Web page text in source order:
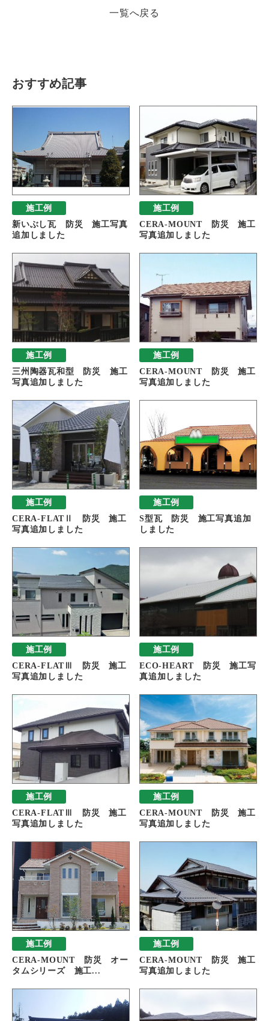
一覧へ戻る
おすすめ記事
施工例
新いぶし瓦 防災 施工写真
追加しました
施工例
CERA-MOUNT 防災 施工
写真追加しました
施工例
三州陶器瓦和型 防災 施工
写真追加しました
施工例
CERA-MOUNT 防災 施工
写真追加しました
施工例
CERA-FLATⅡ 防災 施工
写真追加しました
施工例
S型瓦 防災 施工写真追加
しました
施工例
CERA-FLATⅢ 防災 施工
写真追加しました
施工例
ECO-HEART 防災 施工写
真追加しました
施工例
CERA-FLATⅢ 防災 施工
写真追加しました
施工例
CERA-MOUNT 防災 施工
写真追加しました
施工例
CERA-MOUNT 防災 オー
タムシリーズ 施工...
施工例
CERA-MOUNT 防災 施工
写真追加しました